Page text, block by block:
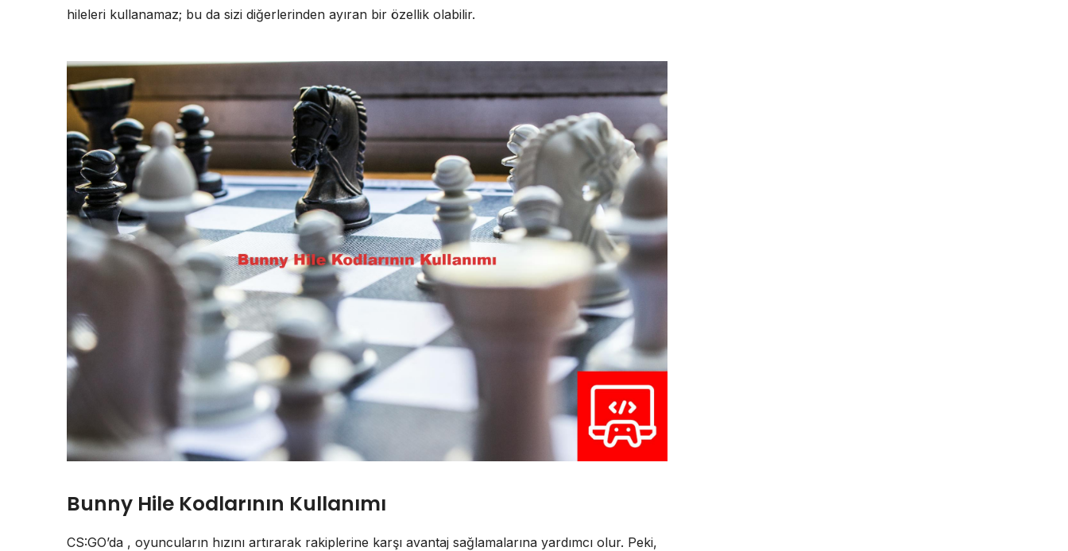
hileleri kullanamaz; bu da sizi diğerlerinden ayıran bir özellik olabilir.
Bunny Hile Kodlarının Kullanımı
CS:GO’da , oyuncuların hızını artırarak rakiplerine karşı avantaj sağlamalarına yardımcı olur. Peki,